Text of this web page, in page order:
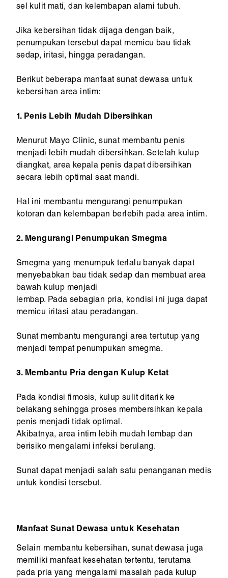
sel kulit mati, dan kelembapan alami tubuh.
Jika kebersihan tidak dijaga dengan baik,
penumpukan tersebut dapat memicu bau tidak
sedap, iritasi, hingga peradangan.
Berikut beberapa manfaat sunat dewasa untuk
kebersihan area intim:
1. Penis Lebih Mudah Dibersihkan
Menurut Mayo Clinic, sunat membantu penis
menjadi lebih mudah dibersihkan. Setelah kulup
diangkat, area kepala penis dapat dibersihkan
secara lebih optimal saat mandi.
Hal ini membantu mengurangi penumpukan
kotoran dan kelembapan berlebih pada area intim.
2. Mengurangi Penumpukan Smegma
Smegma yang menumpuk terlalu banyak dapat
menyebabkan bau tidak sedap dan membuat area
bawah kulup menjadi
lembap. Pada sebagian pria, kondisi ini juga dapat
memicu iritasi atau peradangan.
Sunat membantu mengurangi area tertutup yang
menjadi tempat penumpukan smegma.
3. Membantu Pria dengan Kulup Ketat
Pada kondisi fimosis, kulup sulit ditarik ke
belakang sehingga proses membersihkan kepala
penis menjadi tidak optimal.
Akibatnya, area intim lebih mudah lembap dan
berisiko mengalami infeksi berulang.
Sunat dapat menjadi salah satu penanganan medis
untuk kondisi tersebut.
Manfaat Sunat Dewasa untuk Kesehatan
Selain membantu kebersihan, sunat dewasa juga
memiliki manfaat kesehatan tertentu, terutama
pada pria yang mengalami masalah pada kulup